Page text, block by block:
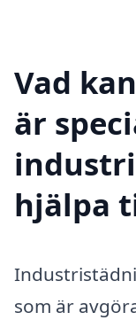
Vad
är
hjälpa
som är